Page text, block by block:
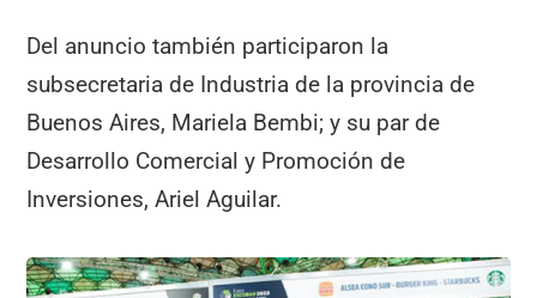
Del anuncio también participaron la
subsecretaria de Industria de la provincia de
Buenos Aires, Mariela Bembi; y su par de
Desarrollo Comercial y Promoción de
Inversiones, Ariel Aguilar.